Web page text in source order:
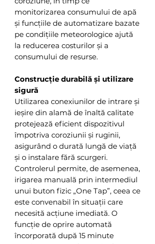
monitorizarea consumului de apă
și funcțiile de automatizare bazate
pe condițiile meteorologice ajută
la reducerea costurilor și a
consumului de resurse.
Construcție durabilă și utilizare
sigură
Utilizarea conexiunilor de intrare și
ieșire din alamă de înaltă calitate
protejează eficient dispozitivul
împotriva coroziunii și ruginii,
asigurând o durată lungă de viață
și o instalare fără scurgeri.
Controlerul permite, de asemenea,
irigarea manuală prin intermediul
unui buton fizic „One Tap”, ceea ce
este convenabil în situații care
necesită acțiune imediată. O
funcție de oprire automată
încorporată după 15 minute